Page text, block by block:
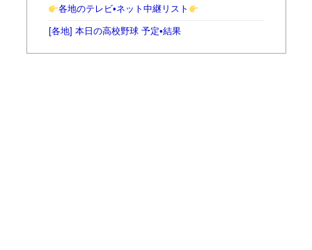
各地のテレビ•ネット中継リスト
[各地] 本日の高校野球 予定•結果